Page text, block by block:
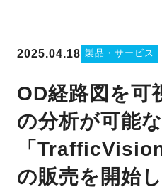
2025.04.18 製品・サービス
OD経路図を可
の分析が可能
「
の販売を開始